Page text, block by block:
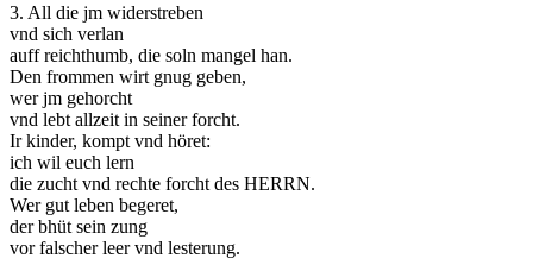
3. All die jm widerstreben
vnd sich verlan
auff reichthumb, die soln mangel han.
Den frommen wirt gnug geben,
wer jm gehorcht
vnd lebt allzeit in seiner forcht.
Ir kinder, kompt vnd höret:
ich wil euch lern
die zucht vnd rechte forcht des HERRN.
Wer gut leben begeret,
der bhüt sein zung
vor falscher leer vnd lesterung.